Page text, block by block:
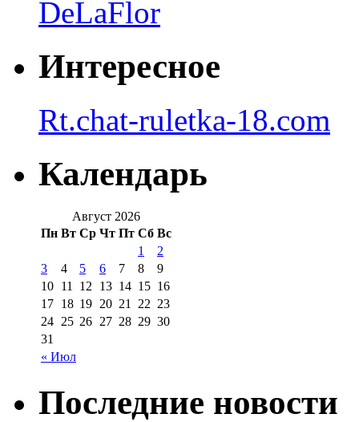
DeLaFlor
Интересное
Rt.chat-ruletka-18.com
Календарь
Август 2026
Пн Вт Ср Чт Пт Сб Вс
« Июл
1
2
3
4 5 6 7 8
9
10 11 12 13 14 15 16
17 18 19 20 21 22 23
24 25 26 27 28 29 30
31
Последние новости